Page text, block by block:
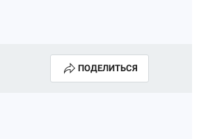
ПОДЕЛИТЬСЯ